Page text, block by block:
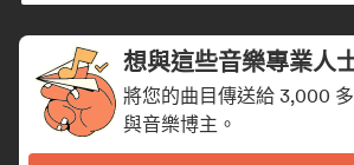
想與這些音樂專業人
將您的曲目傳送給 3,000
與音樂博主。